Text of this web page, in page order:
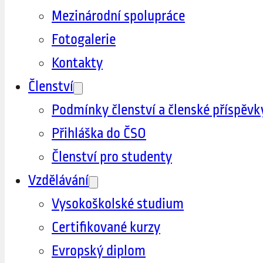
Mezinárodní spolupráce
Fotogalerie
Kontakty
Členství
Podmínky členství a členské
Přihláška do ČSO
Členství pro studenty
Vzdělávání
Vysokoškolské studium
Certifikované kurzy
Evropský diplom